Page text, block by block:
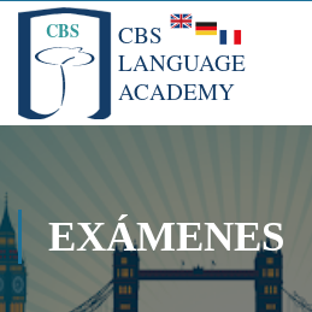
EXÁMENES